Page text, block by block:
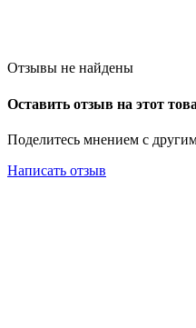
Отзывы не найдены
Оставить отзыв на этот
Поделитесь мнением с
Написать отзыв